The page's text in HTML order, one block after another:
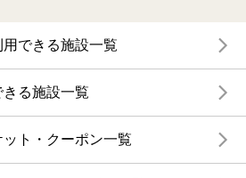
できる施設一覧
る施設一覧
ト・クーポン一覧